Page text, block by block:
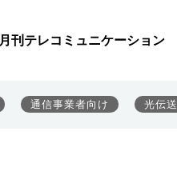
月刊テレコミュニケーション
通信事業者向け 光伝送